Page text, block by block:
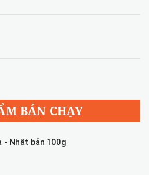
BÁN CHẠY
- Nhật bản 100g